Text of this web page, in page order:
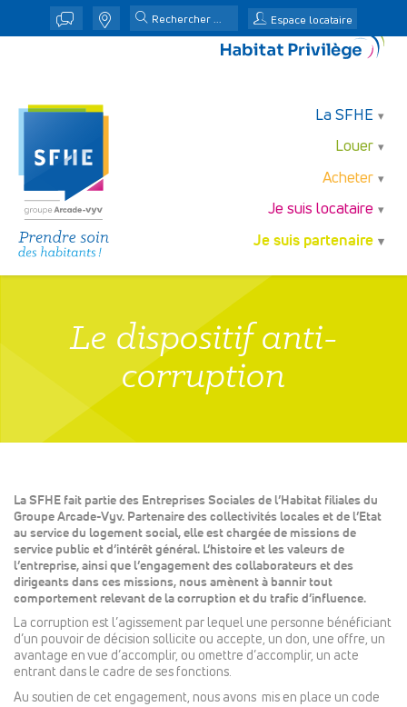
j n Espace locataire
La SFHE
Louer
Acheter
Je suis locataire
Je suis partenaire
Le dispositif anti-
corruption
La SFHE fait partie des Entreprises Sociales de l’Habitat filiales du
Groupe Arcade-Vyv. Partenaire des collectivités locales et de l’Etat
au service du logement social, elle est chargée de missions de
service public et d’intérêt général. L’histoire et les valeurs de
l’entreprise, ainsi que l’engagement des collaborateurs et des
dirigeants dans ces missions, nous amènent à bannir tout
comportement relevant de la corruption et du trafic d’influence.
La corruption est l’agissement par lequel une personne bénéficiant
d’un pouvoir de décision sollicite ou accepte, un don, une offre, un
avantage en vue d’accomplir, ou omettre d’accomplir, un acte
entrant dans le cadre de ses fonctions.
Au soutien de cet engagement, nous avons mis en place un code